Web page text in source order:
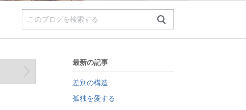
最新の記事
差別の構造
孤独を愛する